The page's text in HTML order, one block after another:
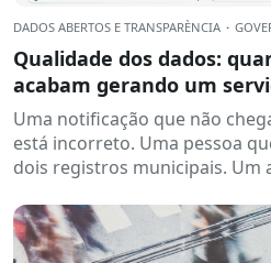
DADOS ABERTOS E TRANSPARÈNCIA ·
Qualidade dos dados:
acabam gerando um
Uma notificação que não
está incorreto. Uma pessoa
dois registros municipais. Um